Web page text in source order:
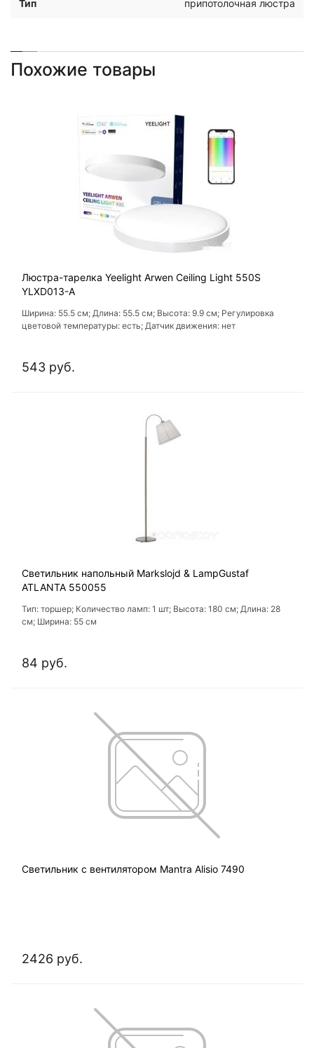
Тип припотолочная люстра
Похожие товары
Люстра-тарелка Yeelight Arwen Ceiling Light 550S
YLXD013-A
Ширина: 55.5 см; Длина: 55.5 см; Высота: 9.9 см; Регулировка
цветовой температуры: есть; Датчик движения: нет
543 руб.
Светильник напольный Markslojd & LampGustaf
ATLANTA 550055
Тип: торшер; Количество ламп: 1 шт; Высота: 180 см; Длина: 28
см; Ширина: 55 см
84 руб.
Светильник с вентилятором Mantra Alisio 7490
2426 руб.